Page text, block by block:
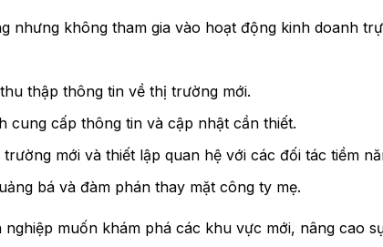
nhưng không tham gia vào hoạt động kinh doanh
thập thông tin về thị trường mới.
cung cấp thông tin và cập nhật cần thiết.
mới và thiết lập quan hệ với các đối tác tiềm
bá và đàm phán thay mặt công ty mẹ.
muốn khám phá các khu vực mới, nâng cao